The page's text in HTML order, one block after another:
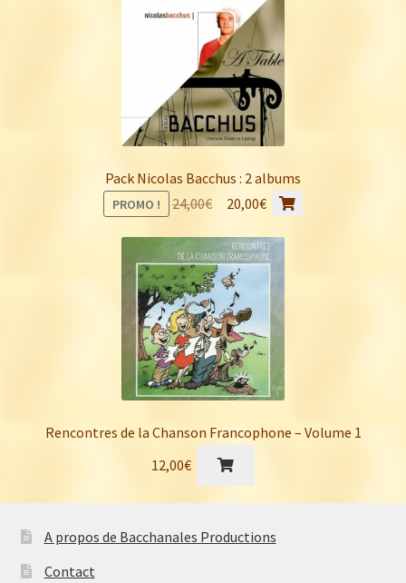
Pack Nicolas Bacchus : 2 albums
PROMO ! 24,00€
Le
initial
était :
24,00€.
20,00€ Le
actuel
est :
20,00€.
Rencontres de la Chanson Francophone – Volume 1
12,00€
A propos de Bacchanales Productions
Contact